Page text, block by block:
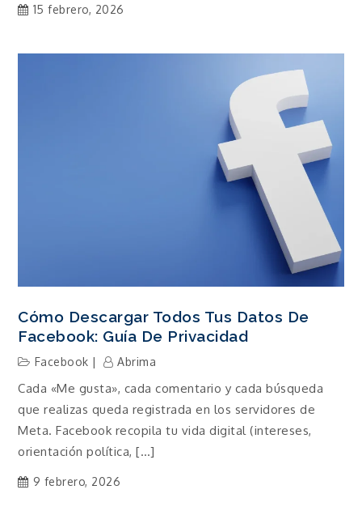
15 febrero, 2026
Cómo Descargar Todos Tus Datos De
Facebook: Guía De Privacidad
Facebook Abrima
Cada «Me gusta», cada comentario y cada búsqueda
que realizas queda registrada en los servidores de
Meta. Facebook recopila tu vida digital (intereses,
orientación política, […]
9 febrero, 2026